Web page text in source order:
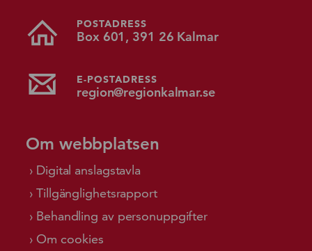
POSTADRESS
Box 601, 391 26 Kalmar
E-POSTADRESS
region@regionkalmar.se
Om webbplatsen
Digital anslagstavla
Tillgänglighetsrapport
Behandling av personuppgifter
Om cookies